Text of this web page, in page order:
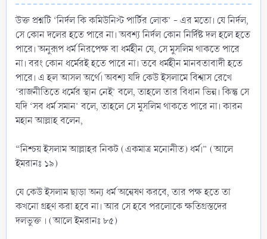
উক্ত প্রশ্নটি ‘নির্দল কি কমিউনিস্ট পার্টির লোক’ - এর মতো। যে নির্দল,
সে কোন দলের হতে পারে না। অবশ্য নির্দল কোন নির্দিষ্ট দল হলে হতে
পারে। অনুরূপ ধর্ম নিরপেক্ষ বা ধর্মহীন যে, সে মুসলিম থাকতে পারে
না। বরং কোন ধর্মেরই হতে পারে না। তবে ধর্মহীন মানবতাবাদী হতে
পারে। এ হল আসল অর্থে। অবশ্য যদি কেউ ইসলামে বিশ্বাস রেখে
‘রাজনীতিতে ধর্মের স্থান নেই’ বলে, তাহলে তার বিধান ভিন্ন। কিন্তু সে
যদি ‘সব ধর্ম সমান’ বলে, তাহলে সে মুসলিম থাকতে পারে না। কারন
মহান আল্লাহ বলেন,
“নিশ্চয় ইসলাম আল্লাহর নিকট (একমাত্র মনোনীত) ধর্ম।” (আলে
ইমরানঃ ১৯)
যে কেউ ইসলাম ছাড়া অন্য ধর্ম অন্বেষণ করবে, তার পক্ষ হতে তা
কখনো গ্রহণ করা হবে না। আর সে হবে পরলোকে ক্ষতিগ্রস্তদের
দলভুক্ত । (আলে ইমরানঃ ৮৫)